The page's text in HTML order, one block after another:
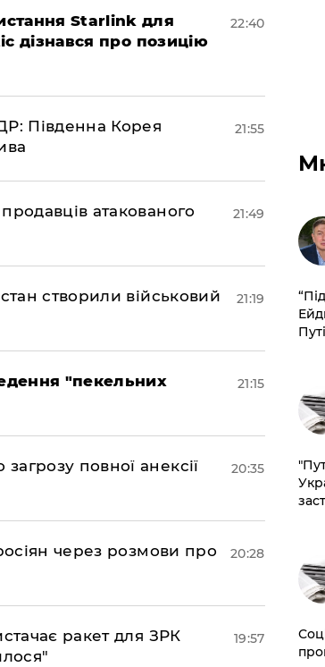
Starlink для
дізнався про позицію
22:40
Південна Корея
21:55
атакованого
21:49
створили військовий
21:19
"пекельних
21:15
повної анексії
20:35
через розмови про
20:28
ракет для ЗРК
19:57